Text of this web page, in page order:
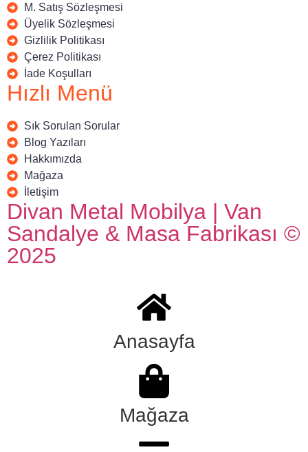
M. Satış Sözleşmesi
Üyelik Sözleşmesi
Gizlilik Politikası
Çerez Politikası
İade Koşulları
Hızlı Menü
Sık Sorulan Sorular
Blog Yazıları
Hakkımızda
Mağaza
İletişim
Divan Metal Mobilya | Van
Sandalye & Masa Fabrikası ©
2025
Anasayfa
Mağaza